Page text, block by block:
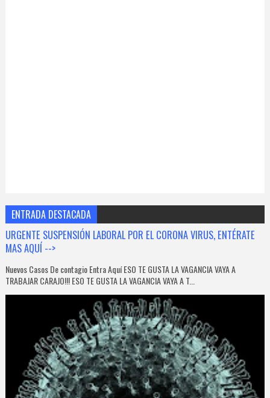
ENTRADA DESTACADA
URGENTE SUSPENSIÓN LABORAL POR EL CORONA VIRUS, ENTÉRATE
MAS AQUÍ -->
Nuevos Casos De contagio Entra Aquí ESO TE GUSTA LA VAGANCIA VAYA A
TRABAJAR CARAJO!!! ESO TE GUSTA LA VAGANCIA VAYA A T...